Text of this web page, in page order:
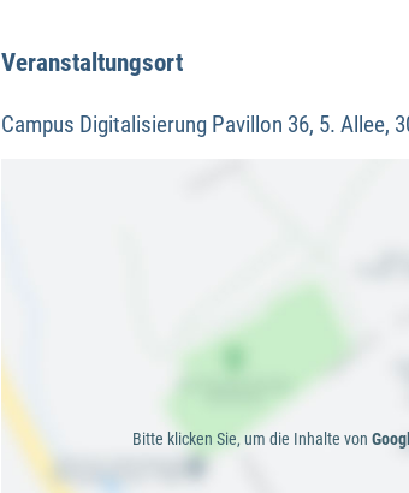
Veranstaltungsort
Campus Digitalisierung Pavillon 36, 5. Allee,
Bitte klicken Sie, um die Inhalte von